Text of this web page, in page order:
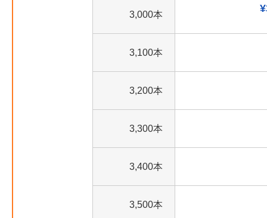
3,000本
3,100本
3,200本
3,300本
3,400本
3,500本